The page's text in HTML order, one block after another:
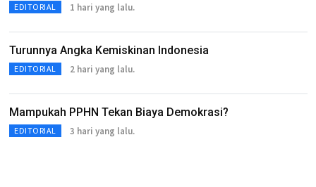
EDITORIAL 1 hari yang lalu.
Turunnya Angka Kemiskinan Indonesia
EDITORIAL 2 hari yang lalu.
Mampukah PPHN Tekan Biaya Demokrasi?
EDITORIAL 3 hari yang lalu.